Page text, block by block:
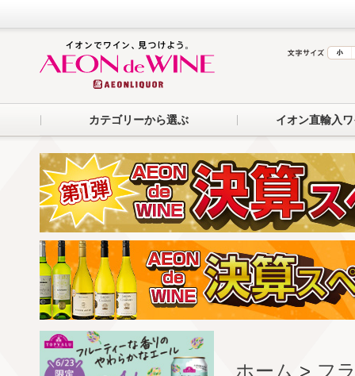
カテゴリーから選ぶ イオン直輸入
ホーム > フ